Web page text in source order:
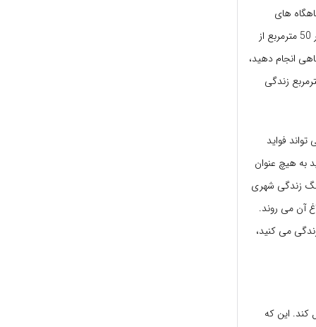
های
آورادگان جنگی. تأکید و یادآوری این نکات به شما اطمینان می دهد زندگی دو یا سه نفر در فضایی زیر 50 مترمربع از
انجام دهید،
زندگی
فواید
به هیچ عنوان
زندگی شهری
آن می روند.
می کنید،
کند. این که